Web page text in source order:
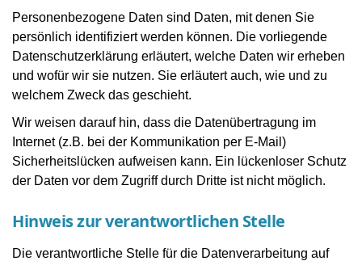
Personenbezogene Daten sind Daten, mit denen Sie
persönlich identifiziert werden können. Die vorliegende
Datenschutzerklärung erläutert, welche Daten wir erheben
und wofür wir sie nutzen. Sie erläutert auch, wie und zu
welchem Zweck das geschieht.
Wir weisen darauf hin, dass die Datenübertragung im
Internet (z.B. bei der Kommunikation per E-Mail)
Sicherheitslücken aufweisen kann. Ein lückenloser Schutz
der Daten vor dem Zugriff durch Dritte ist nicht möglich.
Hinweis zur verantwortlichen Stelle
Die verantwortliche Stelle für die Datenverarbeitung auf